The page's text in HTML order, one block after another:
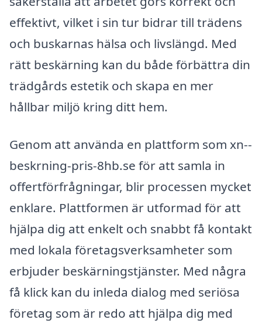
effektivt, vilket i sin tur bidrar till trädens
och buskarnas hälsa och livslängd. Med
rätt beskärning kan du både förbättra din
trädgårds estetik och skapa en mer
hållbar miljö kring ditt hem.
Genom att använda en plattform som xn--
beskrning-pris-8hb.se för att samla in
offertförfrågningar, blir processen mycket
enklare. Plattformen är utformad för att
hjälpa dig att enkelt och snabbt få kontakt
med lokala företagsverksamheter som
erbjuder beskärningstjänster. Med några
få klick kan du inleda dialog med seriösa
företag som är redo att hjälpa dig med